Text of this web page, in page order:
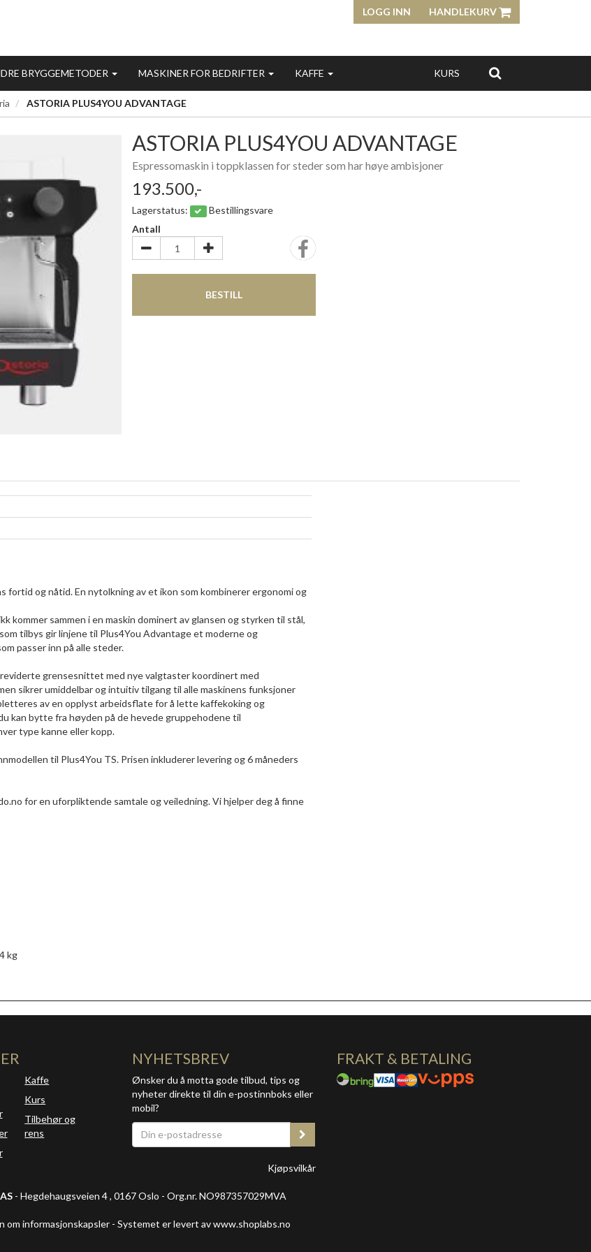
LOGG INN HANDLEKURV
BRYGGEMETODER MASKINER FOR BEDRIFTER KAFFE KURS
ASTORIA PLUS4YOU ADVANTAGE
ASTORIA PLUS4YOU ADVANTAGE
Espressomaskin i toppklassen for steder som har høye ambisjoner
193.500,-
Lagerstatus:
Bestillingsvare
Antall
BESTILL
og nåtid. En nytolkning av et ikon som kombinerer ergonomi og
kommer sammen i en maskin dominert av glansen og styrken til stål,
tilbys gir linjene til Plus4You Advantage et moderne og
passer inn på alle steder.
grensesnittet med nye valgtaster koordinert med
sikrer umiddelbar og intuitiv tilgang til alle maskinens funksjoner
av en opplyst arbeidsflate for å lette kaffekoking og
kan bytte fra høyden på de hevede gruppehodene til
type kanne eller kopp.
til Plus4You TS. Prisen inkluderer levering og 6 måneders
for en uforpliktende samtale og veiledning. Vi hjelper deg å finne
kg
Kaffe
Kurs
Tilbehør og
rens
NYHETSBREV
Ønsker du å motta gode tilbud, tips og
nyheter direkte til din e-postinnboks eller
mobil?
Kjøpsvilkår
FRAKT & BETALING
- Hegdehaugsveien 4 , 0167 Oslo - Org.nr. NO987357029MVA
om informasjonskapsler - Systemet er levert av www.shoplabs.no